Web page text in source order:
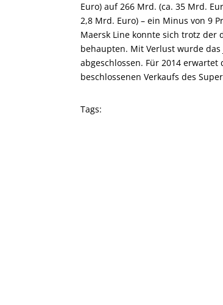
Euro) auf 266 Mrd. (ca. 35 Mrd.
2,8 Mrd. Euro) – ein Minus von 9
Maersk Line konnte sich trotz
behaupten. Mit Verlust wurde
abgeschlossen. Für 2014
beschlossenen Verkaufs des
Tags: